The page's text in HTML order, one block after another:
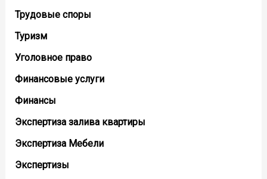
Трудовые споры
Туризм
Уголовное право
Финансовые услуги
Финансы
Экспертиза залива квартиры
Экспертиза Мебели
Экспертизы